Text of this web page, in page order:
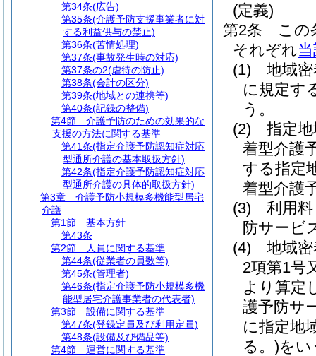
(定義)
第2条
この
それぞれ
(1)
地域
に規定す
う。
(2)
指定
着型介護
する指定
着型介護
(3)
利用
防サービ
(4)
地域
2項第1号
より算定
護予防サ
に指定地
る。)をい
第34条(広告)
第35条(介護予防支援事業者に対
する利益供与の禁止)
第36条(苦情処理)
第37条(事故発生時の対応)
第37条の2(虐待の防止)
第38条(会計の区分)
第39条(地域との連携等)
第40条(記録の整備)
第4節
介護予防のための効果的な
支援の方法に関する基準
第41条(指定介護予防認知症対応
型通所介護の基本取扱方針)
第42条(指定介護予防認知症対応
型通所介護の具体的取扱方針)
第3章
介護予防小規模多機能型居宅
介護
第1節
基本方針
第43条
第2節
人員に関する基準
第44条(従業者の員数等)
第45条(管理者)
第46条(指定介護予防小規模多機
能型居宅介護事業者の代表者)
第3節
設備に関する基準
第47条(登録定員及び利用定員)
第48条(設備及び備品等)
第4節
運営に関する基準